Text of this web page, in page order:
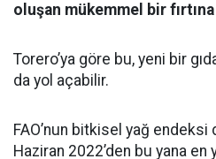
oluşan mükemmel bir fırtına
Torero’ya göre bu, yeni bir
da yol açabilir.
FAO’nun bitkisel yağ
Haziran 2022’den bu yana